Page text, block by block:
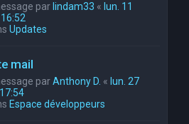
par lindam33 « lun. 11
Updates
mail
parAnthony D. « lun. 27
Espace développeurs